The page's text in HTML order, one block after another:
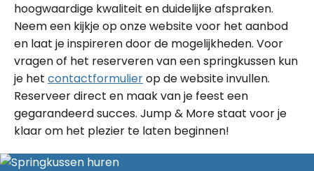
hoogwaardige kwaliteit en duidelijke afspraken.
Neem een kijkje op onze website voor het aanbod
en laat je inspireren door de mogelijkheden. Voor
vragen of het reserveren van een springkussen kun
je het contactformulierop de website invullen.
Reserveer direct en maak van je feest een
gegarandeerd succes. Jump & More staat voor je
klaar om het plezier te laten beginnen!